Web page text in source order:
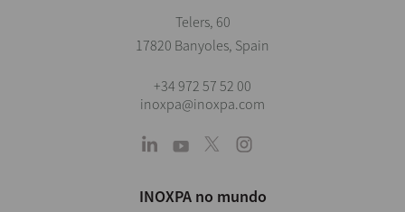
Telers, 60
17820 Banyoles, Spain
+34 972 57 52 00
inoxpa@inoxpa.com
INOXPA no mundo